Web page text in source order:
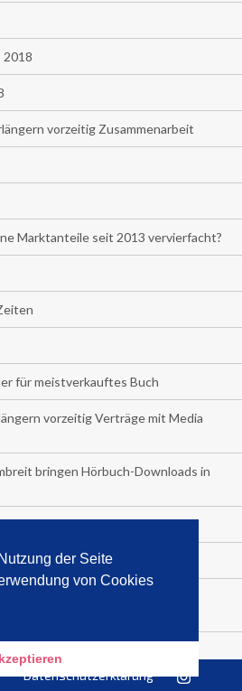
der Seite
von Cookies
2018
vorzeitig Zusammenarbeit
Marktanteile seit 2013 vervierfacht?
für meistverkauftes Buch
vorzeitig Verträge mit Media
bringen Hörbuch-Downloads in
von Kollegah
White House" (auf Englisch) von
Datenschutzerklärung